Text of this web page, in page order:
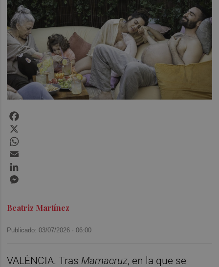
Beatriz Martínez
Publicado: 03/07/2026 ·06:00
VALÈNCIA. Tras Mamacruz, en la que se